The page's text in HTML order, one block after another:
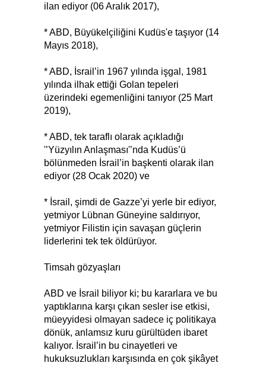
ilan ediyor (06 Aralık 2017),
* ABD, Büyükelçiliğini Kudüs'e taşıyor (14
Mayıs 2018),
* ABD, İsrail’in 1967 yılında işgal, 1981
yılında ilhak ettiği Golan tepeleri
üzerindeki egemenliğini tanıyor (25 Mart
2019),
* ABD, tek taraflı olarak açıkladığı
'’Yüzyılın Anlaşması'’nda Kudüs’ü
bölünmeden İsrail’in başkenti olarak ilan
ediyor (28 Ocak 2020) ve
* İsrail, şimdi de Gazze’yi yerle bir ediyor,
yetmiyor Lübnan Güneyine saldırıyor,
yetmiyor Filistin için savaşan güçlerin
liderlerini tek tek öldürüyor.
Timsah gözyaşları
ABD ve İsrail biliyor ki; bu kararlara ve bu
yaptıklarına karşı çıkan sesler ise etkisi,
müeyyidesi olmayan sadece iç politikaya
dönük, anlamsız kuru gürültüden ibaret
kalıyor. İsrail’in bu cinayetleri ve
hukuksuzlukları karşısında en çok şikâyet